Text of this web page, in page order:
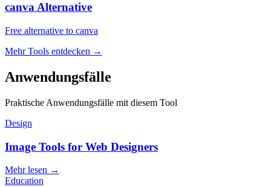
canva Alternative
Free alternative to canva
Mehr Tools entdecken →
Anwendungsfälle
Praktische Anwendungsfälle mit diesem Tool
Design
Image Tools for Web Designers
Mehr lesen →
Education